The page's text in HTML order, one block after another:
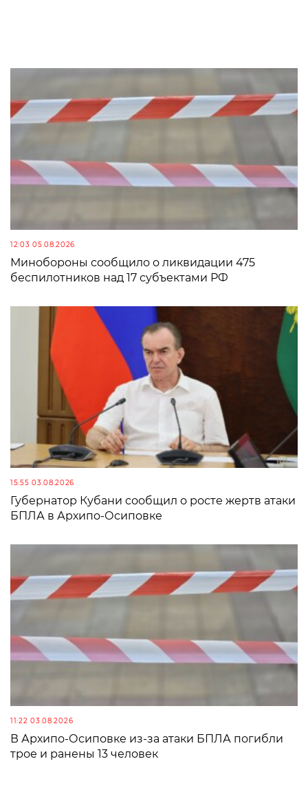
12:03 05.08.2026
Минобороны сообщило о ликвидации 475
беспилотников над 17 субъектами РФ
15:55 03.08.2026
Губернатор Кубани сообщил о росте жертв атаки
БПЛА в Архипо-Осиповке
11:22 03.08.2026
В Архипо-Осиповке из-за атаки БПЛА погибли
трое и ранены 13 человек